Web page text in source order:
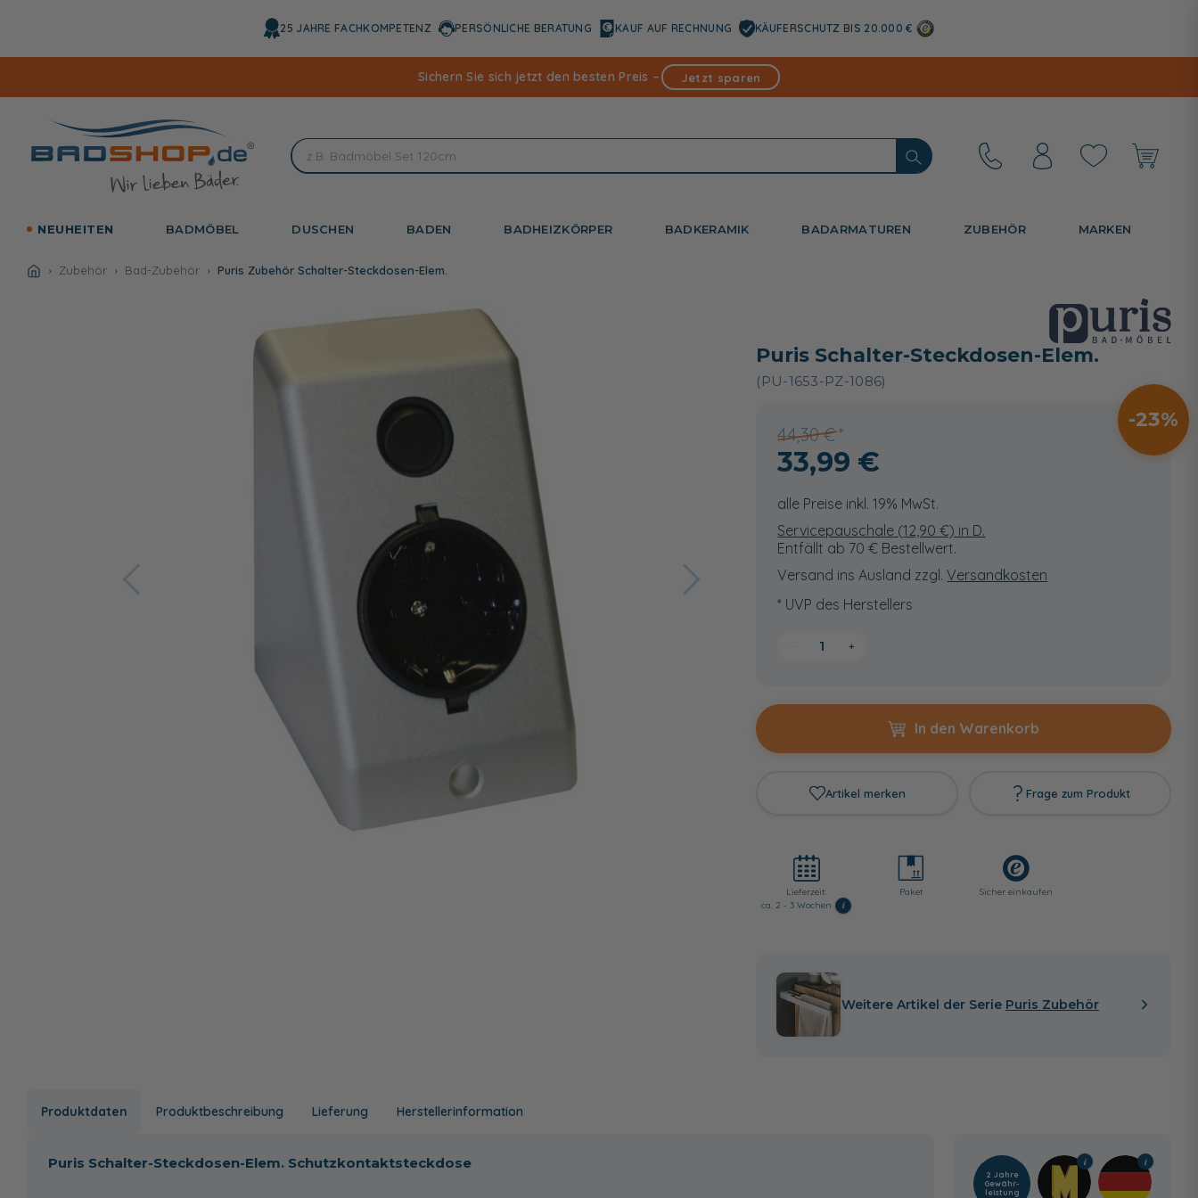
25 JAHRE FACHKOMPETENZ PERSÖNLICHE BERATUNG KAUF AUF RECHNUNG KÄUFERSCHUTZ BIS 20.000 €
Sichern Sie sich jetzt den besten Preis – Jetzt sparen
NEUHEITEN BADMÖBEL DUSCHEN BADEN BADHEIZKÖRPER BADKERAMIK BADARMATUREN ZUBEHÖR MARKEN
Zubehör Bad-Zubehör Puris Zubehör Schalter-Steckdosen-Elem.
Puris Schalter-Steckdosen-Elem.
(PU-1653-PZ-1086)
44,30 €
23
33,99 €
alle Preise inkl. 19% MwSt.
Servicepauschale (12,90 €) in D.
Entfällt ab 70 € Bestellwert.
Versand ins Ausland zzgl.Versandkosten
* UVP des Herstellers
+
In den Warenkorb
Artikel merken Frage zum Produkt
Lieferzeit:
ca. 2 - 3 Wochen
i
Paket Sicher einkaufen
Weitere Artikel der Serie Puris Zubehör
Produktdaten Produktbeschreibung Lieferung Herstellerinformation
Puris Schalter-Steckdosen-Elem. Schutzkontaktsteckdose
2 Jahre
Gewähr­
leistung